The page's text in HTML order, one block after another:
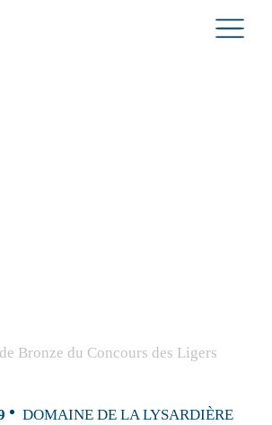
DOMAINE DE LA LYSARDIÈRE